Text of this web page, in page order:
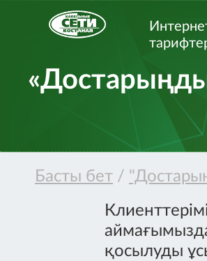
Басты бет /
қосылуды